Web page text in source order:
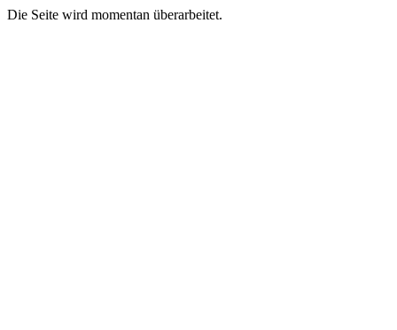
Die Seite wird momentan überarbeitet.